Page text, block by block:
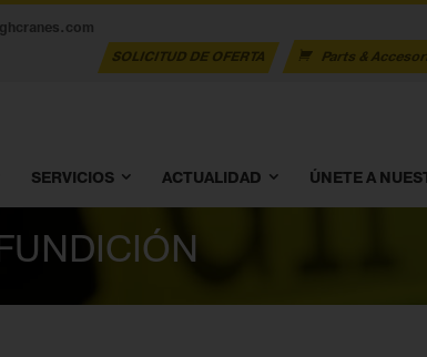
SOLICITUD DE OFERTA
Parts &
SERVICIOS ACTUALIDAD ÚNETE A